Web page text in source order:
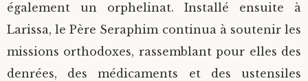
également un orphelinat. Installé ensuite à
Larissa, le Père Seraphim continua à soutenir les
missions orthodoxes, rassemblant pour elles des
denrées, des médicaments et des ustensiles